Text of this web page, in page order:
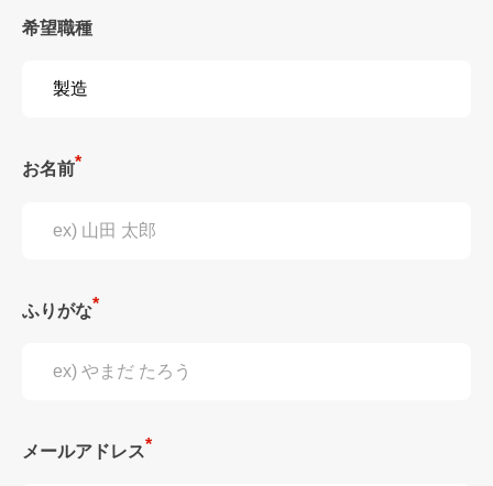
希望職種
お名前
ふりがな
メールアドレス